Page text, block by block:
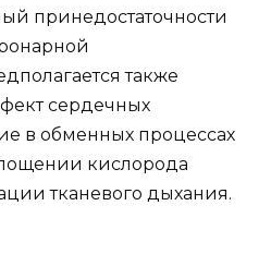
принедостаточности
также
сердечных
в обменных процессах
кислорода
тканевого дыхания.